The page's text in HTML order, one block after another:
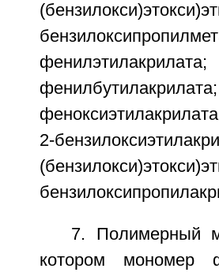
2-
7. Полимерный
котором